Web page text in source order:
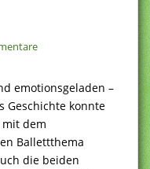
emotionsgeladen –
Geschichte konnte
dem
Ballettthema
die beiden